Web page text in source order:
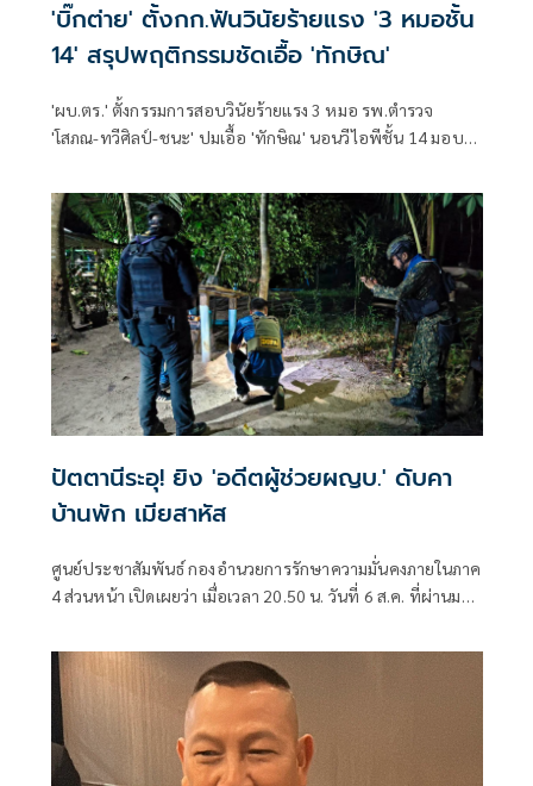
'บิ๊กต่าย' ตั้งกก.ฟันวินัยร้ายแรง '3 หมอชั้น
14' สรุปพฤติกรรมชัดเอื้อ 'ทักษิณ'
'ผบ.ตร.' ตั้งกรรมการสอบวินัยร้ายแรง 3 หมอ รพ.ตำรวจ
'โสภณ-ทวีศิลป์-ชนะ' ปมเอื้อ 'ทักษิณ' นอนวีไอพีชั้น 14 มอบ
ปัตตานีระอุ! ยิง 'อดีตผู้ช่วยผญบ.' ดับคา
บ้านพัก เมียสาหัส
ศูนย์ประชาสัมพันธ์ กองอำนวยการรักษาความมั่นคงภายในภาค
4 ส่วนหน้า เปิดเผยว่า เมื่อเวลา 20.50 น. วันที่ 6 ส.ค. ที่ผ่านมา
อาแว อดีตผู้ช่วยผู้ใหญ่บ้านหมู่ที่ 5